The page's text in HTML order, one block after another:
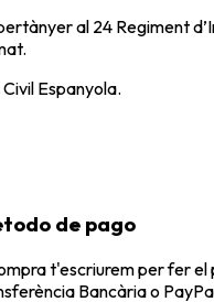
al 24 Regiment
Espanyola.
de pago
t'escriurem per fer el
Bancària o